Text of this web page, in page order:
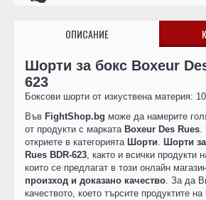
ОПИСАНИЕ
Шорти за бокс Boxeur
623
Боксови шорти от изкуствена материя:
Във FightShop.bg може да намерите
от продукти с марката Boxeur Des Rues.
откриете в категорията Шорти. Шорти
Rues BDR-623, както и всички продукти
които се предлагат в този онлайн
произход и доказано качество. За да
качеството, което търсите продуктите на